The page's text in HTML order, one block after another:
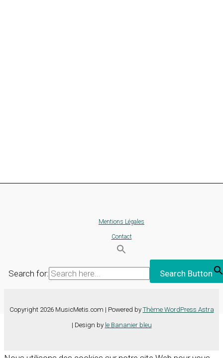
Mentions Légales
Contact
Search for: Search Button
Copyright 2026 MusicMetis.com | Powered by Thème WordPress Astra
| Design by le Bananier bleu